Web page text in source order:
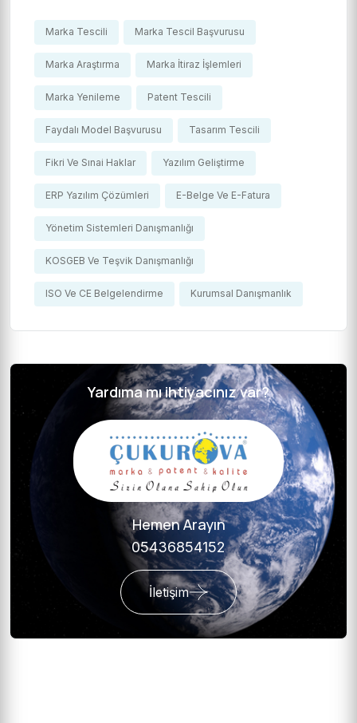
Marka Tescili Marka Tescil Başvurusu
Marka Araştırma Marka İtiraz İşlemleri
Marka Yenileme Patent Tescili
Faydalı Model Başvurusu Tasarım Tescili
Fikri Ve Sınai Haklar Yazılım Geliştirme
ERP Yazılım Çözümleri E-Belge Ve E-Fatura
Yönetim Sistemleri Danışmanlığı
KOSGEB Ve Teşvik Danışmanlığı
ISO Ve CE Belgelendirme Kurumsal Danışmanlık
Yardıma mı ihtiyacınız var?
Hemen Arayın
05436854152
İletişim